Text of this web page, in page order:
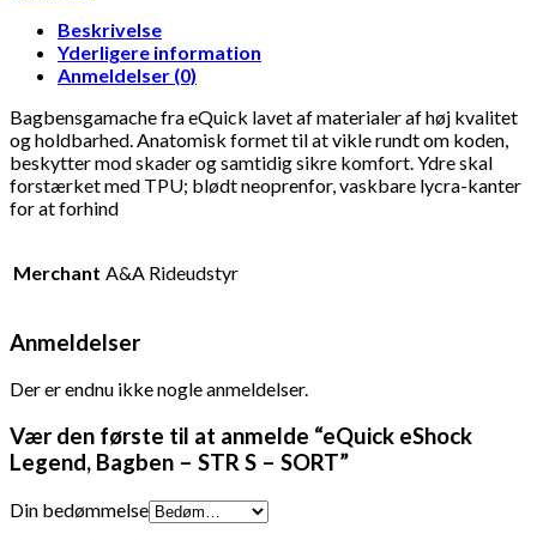
Beskrivelse
Yderligere information
Anmeldelser (0)
Bagbensgamache fra eQuick lavet af materialer af høj kvalitet
og holdbarhed. Anatomisk formet til at vikle rundt om koden,
beskytter mod skader og samtidig sikre komfort. Ydre skal
forstærket med TPU; blødt neoprenfor, vaskbare lycra-kanter
for at forhind
Merchant A&A Rideudstyr
Anmeldelser
Der er endnu ikke nogle anmeldelser.
Vær den første til at anmelde “eQuick eShock
Legend, Bagben – STR S – SORT”
Din bedømmelse